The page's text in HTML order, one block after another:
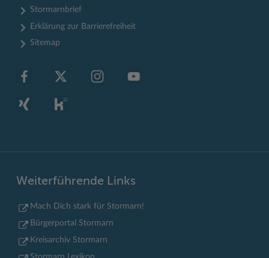
Stormarnbrief
Erklärung zur Barrierefreiheit
Sitemap
Weiterführende Links
Mach Dich stark für Stormarn!
Bürgerportal Stormarn
Kreisarchiv Stormarn